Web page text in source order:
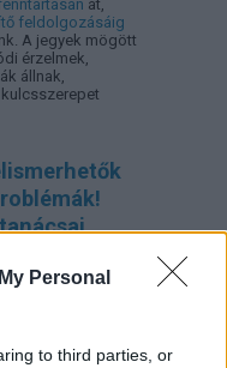
Personal
to third parties, or
át,
feldolgozásáig
A jegyek mögött
érzelmek,
állnak,